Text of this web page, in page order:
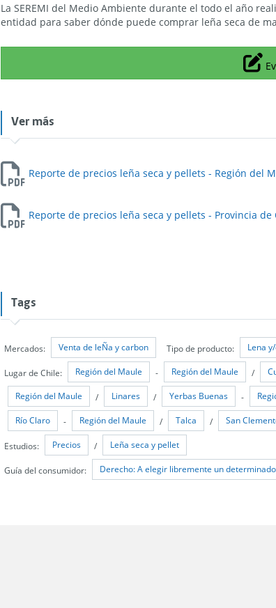
La SEREMI del Medio Ambiente durante el todo el año
entidad para saber dónde puede comprar leña seca de
Ver más
Reporte de precios leña seca y pellets - Región del
Reporte de precios leña seca y pellets - Provincia
Tags
Mercados: Venta de leÑa y carbon Tipo de producto: Lena
Lugar de Chile: Región del Maule - Región del Maule /
Región del Maule / Linares / Yerbas Buenas -
Río Claro - Región del Maule / Talca / San
Estudios: Precios / Leña seca y pellet
Guía del consumidor: Derecho: A elegir libremente un